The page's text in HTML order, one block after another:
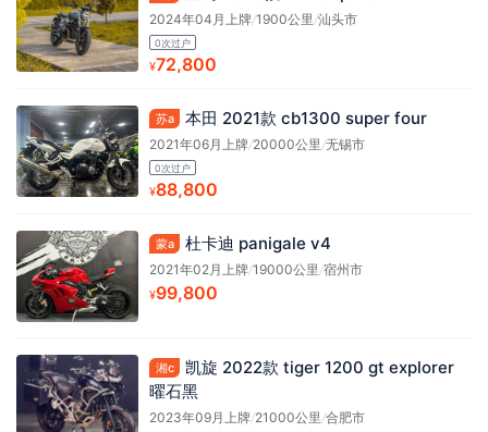
2024年04月上牌/1900公里/汕头市
0次过户
¥72,800
苏a 本田 2021款 cb1300 super four
2021年06月上牌/20000公里/无锡市
0次过户
¥88,800
蒙a 杜卡迪 panigale v4
2021年02月上牌/19000公里/宿州市
¥99,800
湘c
凯旋 2022款 tiger 1200 gt explorer
曜石黑
2023年09月上牌/21000公里/合肥市